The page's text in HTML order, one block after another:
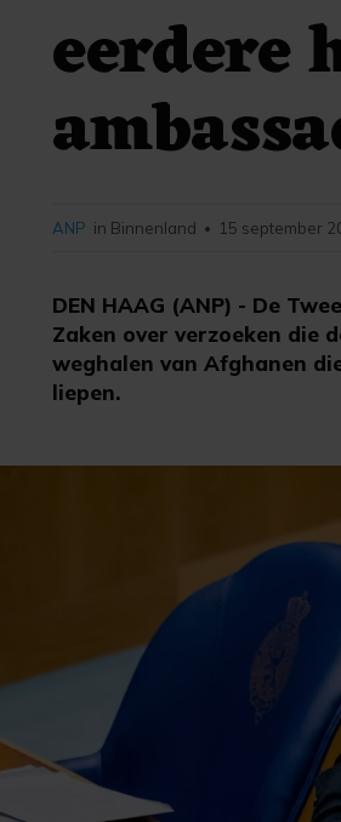
eerdere
DEN HAAG (ANP) - De
Zaken over verzoeken die
weghalen van Afghanen
liepen.
ANP in Binnenland • 15 september